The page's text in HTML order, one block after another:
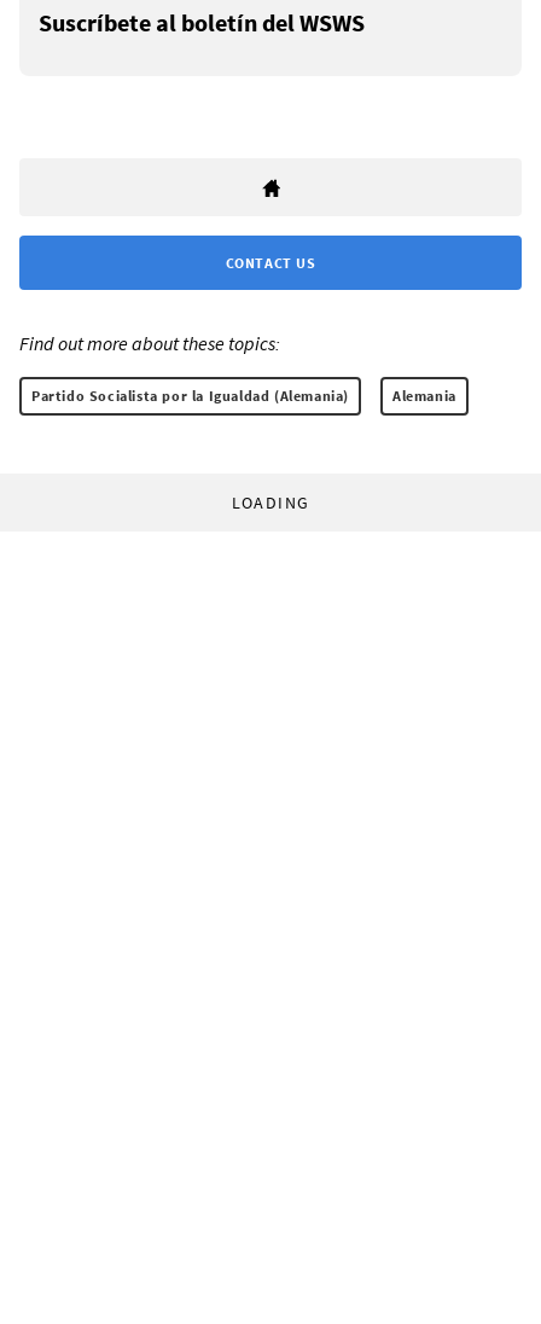
Suscríbete al boletín del WSWS
CONTACT US
Find out more about these topics:
Partido Socialista por la Igualdad (Alemania) Alemania
LOADING